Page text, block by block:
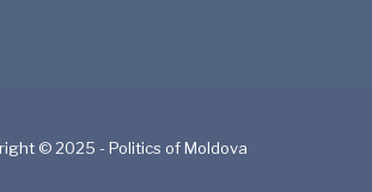
© 2025 - Politics of Moldova